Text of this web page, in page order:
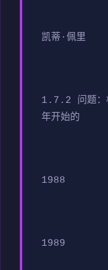
凯蒂·佩里
1.7.2 问题：
年开始的
1988
1989